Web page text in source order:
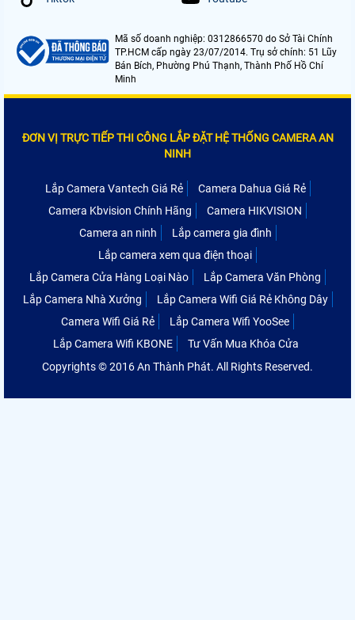
Mã số doanh nghiệp: 0312866570 do Sở Tài Chính
TP.HCM cấp ngày 23/07/2014. Trụ sở chính: 51 Lũy
Bán Bích, Phường Phú Thạnh, Thành Phố Hồ Chí
Minh
ĐƠN VỊ TRỰC TIẾP THI CÔNG LẮP ĐẶT HỆ THỐNG CAMERA AN
NINH
Lắp Camera Vantech Giá Rẻ
Camera Dahua Giá Rẻ
Camera Kbvision Chính Hãng
Camera HIKVISION
Camera an ninh
Lắp camera gia đình
Lắp camera xem qua điện thoại
Lắp Camera Cửa Hàng Loại Nào
Lắp Camera Văn Phòng
Lắp Camera Nhà Xưởng
Lắp Camera Wifi Giá Rẻ Không Dây
Camera Wifi Giá Rẻ
Lắp Camera Wifi YooSee
Lắp Camera Wifi KBONE
Tư Vấn Mua Khóa Cửa
Copyrights © 2016 An Thành Phát. All Rights Reserved.